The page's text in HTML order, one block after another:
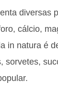
diversas
cálcio,
in natura é
sorvetes,